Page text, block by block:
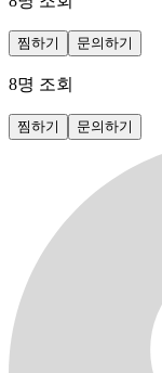
찜하기 문의하기
8명 조회
찜하기 문의하기